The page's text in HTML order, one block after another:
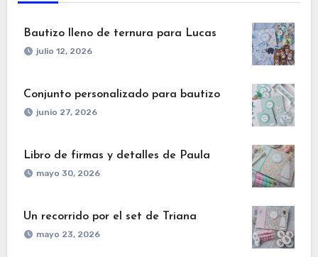
Bautizo lleno de ternura para Lucas
julio 12, 2026
Conjunto personalizado para bautizo
junio 27, 2026
Libro de firmas y detalles de Paula
mayo 30, 2026
Un recorrido por el set de Triana
mayo 23, 2026